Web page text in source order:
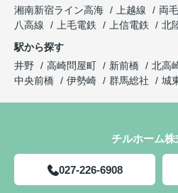
湘南新宿ライン高海
上越線 両
八高線
上毛電鉄 上信電鉄 北
駅から探す
井野
高崎問屋町 新前橋 北高
中央前橋
伊勢崎 群馬総社 城
チルホーム株
027-226-6908